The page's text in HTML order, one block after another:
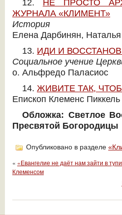
12. НЕ ПРОСТО
ЖУРНАЛА «КЛИМЕНТ»
История
Елена Дарбинян,
13. ИДИ И
Социальное учение
о. Альфредо Паласиос
14. ЖИВИТЕ ТАК,
Епископ Клеменс Пиккель
Обложка: Светлое
Пресвятой Богородицы
Опубликовано в разделе
« «Евангелие не даёт нам зайти в
Клеменсом